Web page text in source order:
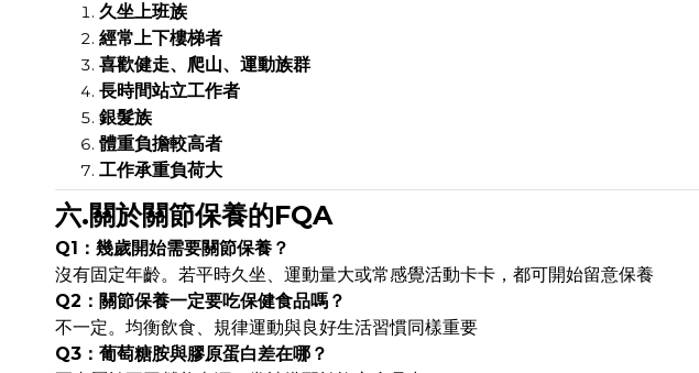
久坐上班族
經常上下樓梯者
喜歡健走、爬山、運動族群
長時間站立工作者
銀髮族
體重負擔較高者
工作承重負荷大
六.關於關節保養的FQA
Q1：幾歲開始需要關節保養？
沒有固定年齡。若平時久坐、運動量大或常感覺活動卡卡，都可開始留意保養
Q2：關節保養一定要吃保健食品嗎？
不一定。均衡飲食、規律運動與良好生活習慣同樣重要
Q3：葡萄糖胺與膠原蛋白差在哪？